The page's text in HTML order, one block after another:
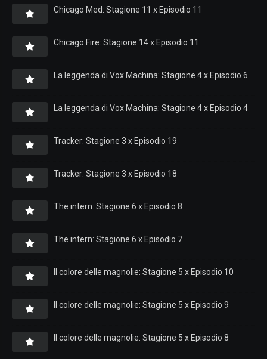
Chicago Med: Stagione 11 x Episodio 11
Chicago Fire: Stagione 14 x Episodio 11
La leggenda di Vox Machina: Stagione 4 x Episodio 6
La leggenda di Vox Machina: Stagione 4 x Episodio 4
Tracker: Stagione 3 x Episodio 19
Tracker: Stagione 3 x Episodio 18
The intern: Stagione 6 x Episodio 8
The intern: Stagione 6 x Episodio 7
Il colore delle magnolie: Stagione 5 x Episodio 10
Il colore delle magnolie: Stagione 5 x Episodio 9
Il colore delle magnolie: Stagione 5 x Episodio 8